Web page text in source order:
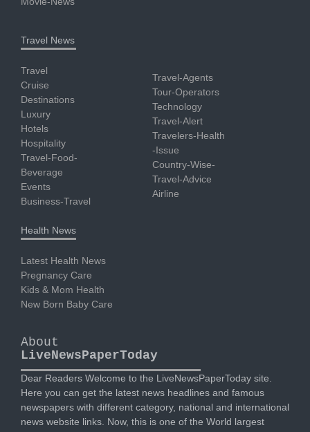
Travel News
Travel
Cruise
Destinations
Luxury
Hotels
Hospitality
Travel-Food-
Beverage
Events
Business-Travel
Travel-Agents
Tour-Operators
Technology
Travel-Alert
Travelers-Health
-Issue
Country-Wise-
Travel-Advice
Airline
Health News
Latest Health News
Pregnancy Care
Kids & Mom Health
New Born Baby Care
About
LiveNewsPaperToday
Dear Readers Welcome to the LiveNewsPaperToday site.
Here you can get the latest news headlines and famous
newspapers with different category, national and international
news website links. Now, this is one of the World largest